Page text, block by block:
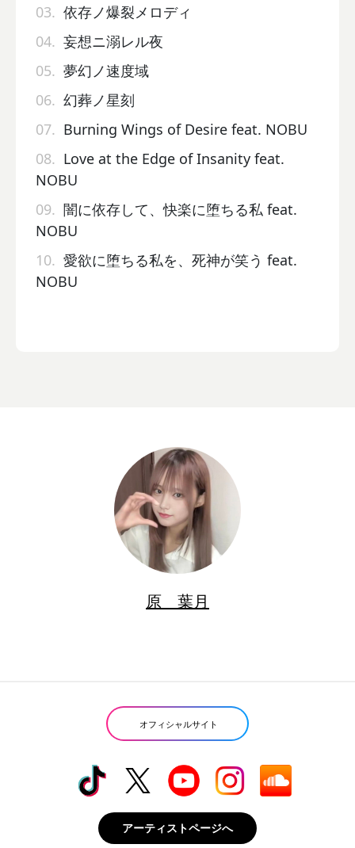
03. 依存ノ爆裂メロディ
04. 妄想ニ溺レル夜
05. 夢幻ノ速度域
06. 幻葬ノ星刻
07. Burning Wings of Desire feat. NOBU
08. Love at the Edge of Insanity feat.
NOBU
09. 闇に依存して、快楽に堕ちる私 feat.
NOBU
10. 愛欲に堕ちる私を、死神が笑う feat.
NOBU
原 葉月
オフィシャルサイト
アーティストページへ